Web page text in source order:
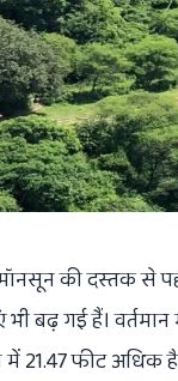
की दस्तक से
भी बढ़ गई हैं।
21.47 फीट अधिक